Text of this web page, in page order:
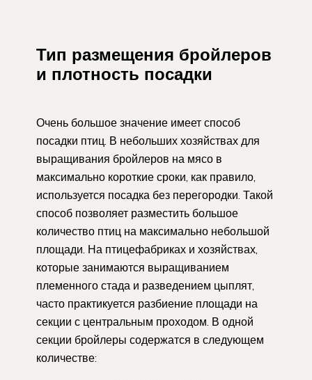
Тип размещения бройлеров
и плотность посадки
Очень большое значение имеет способ
посадки птиц. В небольших хозяйствах для
выращивания бройлеров на мясо в
максимально короткие сроки, как правило,
используется посадка без перегородки. Такой
способ позволяет разместить большое
количество птиц на максимально небольшой
площади. На птицефабриках и хозяйствах,
которые занимаются выращиванием
племенного стада и разведением цыплят,
часто практикуется разбиение площади на
секции с центральным проходом. В одной
секции бройлеры содержатся в следующем
количестве: